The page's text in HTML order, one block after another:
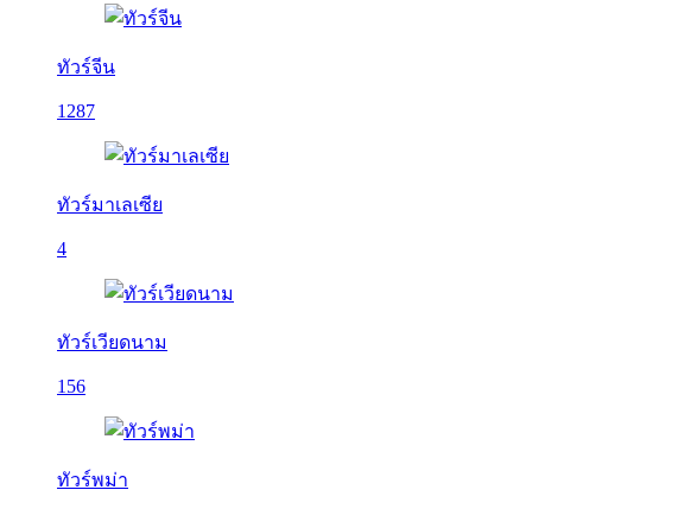
ทัวร์จีน
1287
ทัวร์มาเลเซีย
4
ทัวร์เวียดนาม
156
ทัวร์พม่า